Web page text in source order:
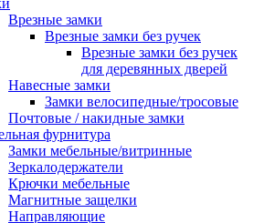
Врезные замки
Врезные замки без ручек
Врезные замки без ручек
для деревянных дверей
Навесные замки
Замки велосипедные/тросовые
Почтовые / накидные замки
фурнитура
Замки мебельные/витринные
Зеркалодержатели
Крючки мебельные
Магнитные защелки
Направляющие